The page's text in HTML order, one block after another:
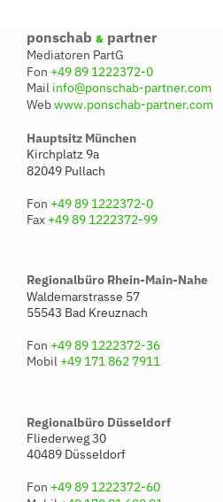
ponschab & partner
Mediatoren PartG
Fon +49 89 1222372-0
Mail info@ponschab-partner.com
Webwww.ponschab-partner.com
Hauptsitz München
Kirchplatz 9a
82049 Pullach
Fon +49 89 1222372-0
Fax +49 89 1222372-99
Regionalbüro Rhein-Main-Nahe
Waldemarstrasse 57
55543 Bad Kreuznach
Fon +49 89 1222372-36
Mobil +49 171 862 7911
Regionalbüro Düsseldorf
Fliederweg 30
40489 Düsseldorf
Fon +49 89 1222372-60